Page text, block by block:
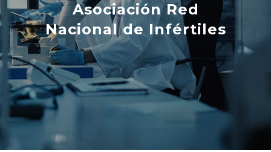
Asociación Red
Nacional de Infértiles